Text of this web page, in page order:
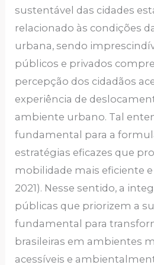
sustentável das cidades
relacionado às condições
urbana, sendo
públicos e privados
percepção dos cidadãos
experiência de
ambiente urbano. Tal
fundamental para a
estratégias eficazes que
mobilidade mais eficiente
2021). Nesse sentido, a
públicas que priorizem a
fundamental para
brasileiras em ambientes
acessíveis e